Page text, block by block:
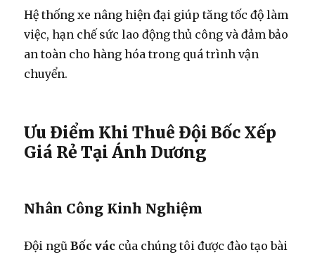
Hệ thống xe nâng hiện đại giúp tăng tốc độ làm
việc, hạn chế sức lao động thủ công và đảm bảo
an toàn cho hàng hóa trong quá trình vận
chuyển.
Ưu Điểm Khi Thuê Đội Bốc Xếp
Giá Rẻ Tại Ánh Dương
Nhân Công Kinh Nghiệm
Đội ngũBốc vác của chúng tôi được đào tạo bài